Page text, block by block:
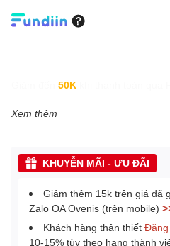
50K
Xem thêm
KHUYỄN MÃI - ƯU ĐÃI
Giảm thêm 15k trên giá đã
Zalo OA Ovenis (trên mobile)
Khách hàng thân thiết
10-15% tùy theo hạng thành